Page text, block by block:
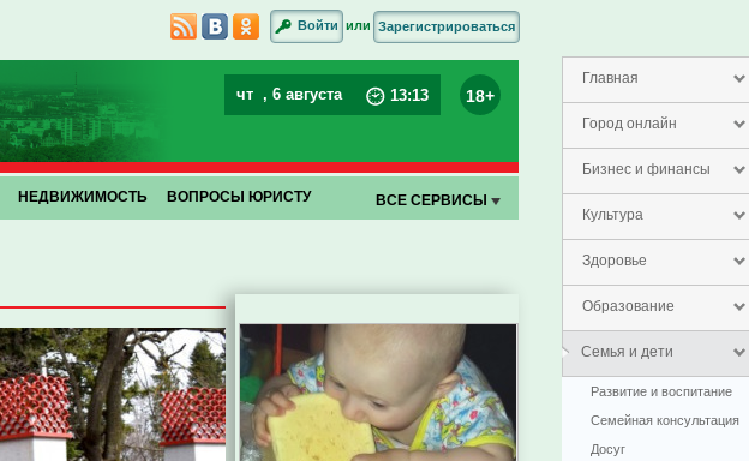
Главная
Город онлайн
Бизнес и финансы
Культура
Здоровье
Образование
Семья и дети
Развитие и воспитание
Семейная консультация
Досуг
Войти или Зарегистрироваться
чт , 6 августа 13:13 18+
НЕДВИЖИМОСТЬ ВОПРОСЫ ЮРИСТУ ВСЕ СЕРВИСЫ